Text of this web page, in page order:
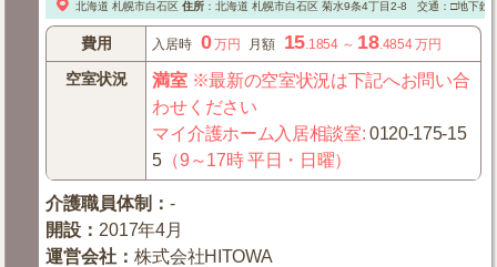
北海道 札幌市白石区 住所： 北海道 札幌市白石区菊水9条4丁目2-8 交通：□地下鉄
費用 入居時 0万円 月額 15 .1854 ～ 18.4854万円
空室状況 満室※最新の空室状況は下記へお問い合
わせください
マイ介護ホーム入居相談室:0120-175-15
5 （9～17時 平日・日曜）
介護職員体制 ：-
開設 ： 2017年4月
運営会社 ：株式会社HITOWA